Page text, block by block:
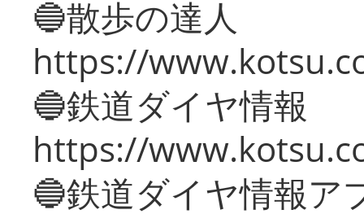
🔵散歩の達人
https://
🔵鉄道ダイヤ情報
https://
🔵鉄道ダイヤ情報ア